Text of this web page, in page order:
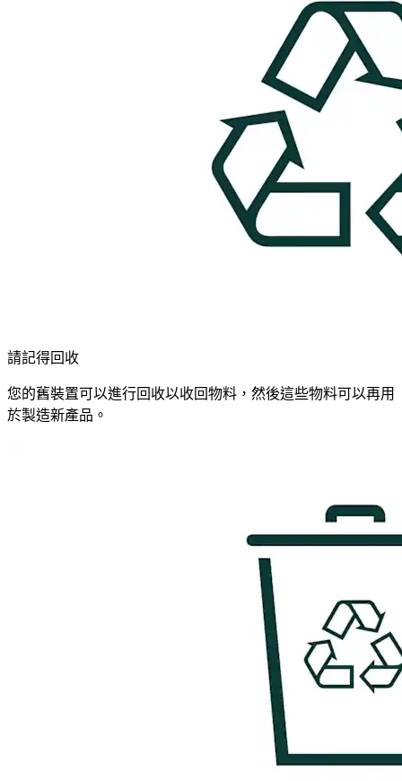
請記得回收
您的舊裝置可以進行回收以收回物料，然後這些物料可以再用
於製造新產品。